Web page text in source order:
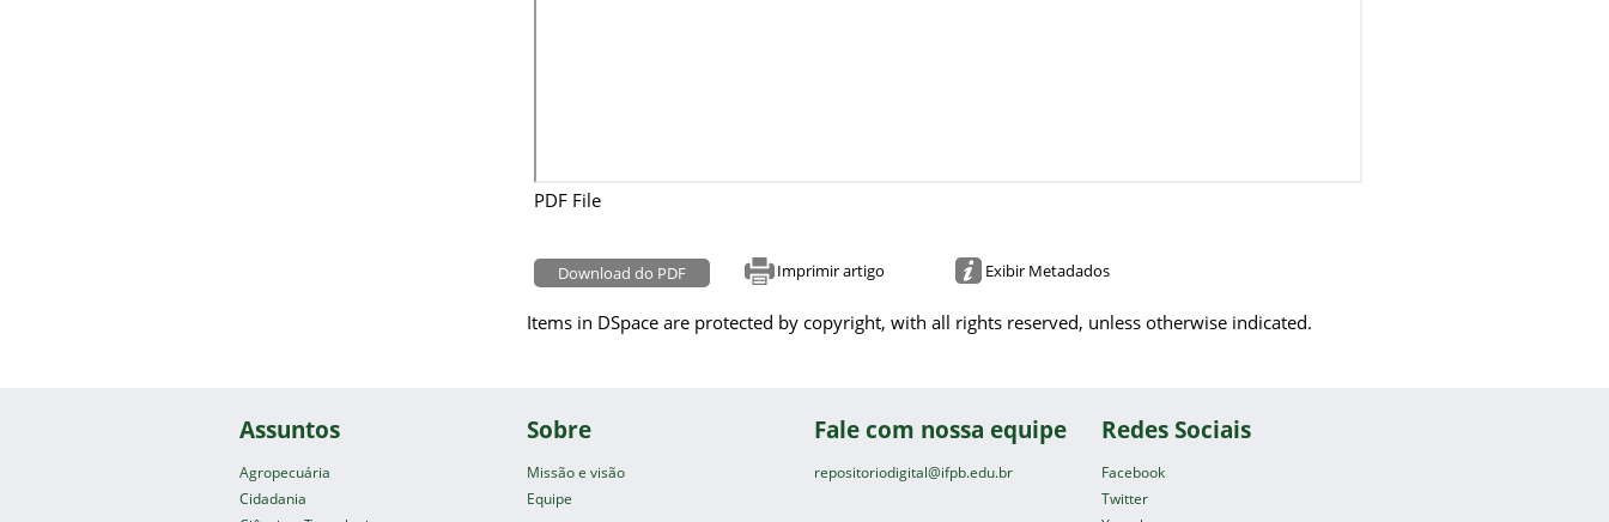
PDF File
Download do PDF Imprimir artigo Exibir Metadados
Items in DSpace are protected by copyright, with all rights reserved, unless otherwise indicated.
Assuntos
Agropecuária
Cidadania
Sobre
Missão e visão
Equipe
Fale com nossa equipe
repositoriodigital@ifpb.edu.br
Redes Sociais
Facebook
Twitter